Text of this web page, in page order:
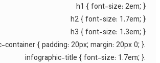
h1 { font-size: 2em;
h2 { font-size: 1.7em;
h3 { font-size: 1.3em;